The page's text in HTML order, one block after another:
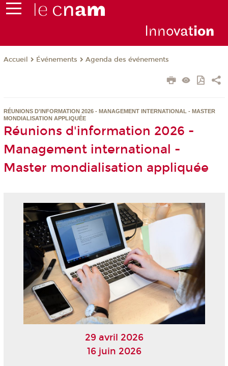
Innovation
Accueil Événements Agenda des événements
RÉUNIONS D'INFORMATION 2026 - MANAGEMENT INTERNATIONAL - MASTER
MONDIALISATION APPLIQUÉE
Réunions d'information 2026 -
Management international -
Master mondialisation appliquée
29 avril 2026
16 juin 2026